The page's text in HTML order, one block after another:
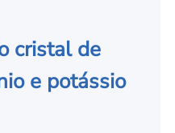
cristal de
e potássio